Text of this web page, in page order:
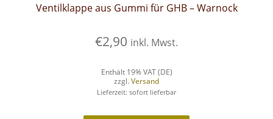
Ventilklappe aus Gummi für GHB – Warnock
€2,90 inkl. Mwst.
Enthält 19% VAT (DE)
zzgl.Versand
Lieferzeit: sofort lieferbar